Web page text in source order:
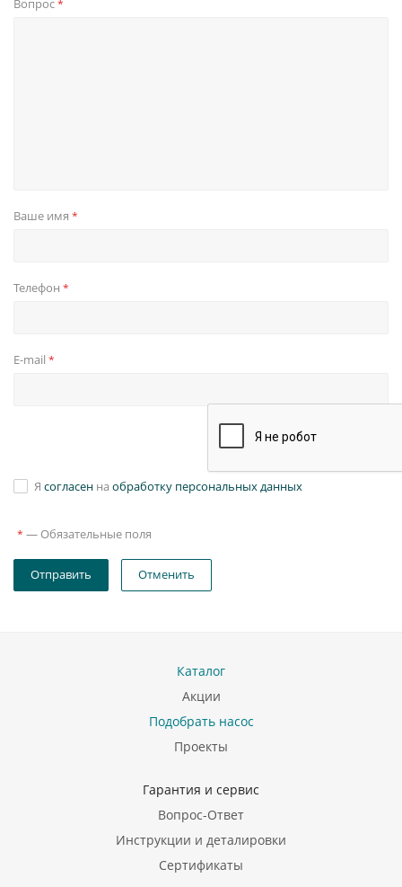
Вопрос*
Ваше имя *
Телефон *
E-mail *
Я согласен на обработку персональных данных
* — Обязательные поля
Отправить Отменить
Каталог
Акции
Подобрать насос
Проекты
Гарантия и сервис
Вопрос-Ответ
Инструкции и деталировки
Сертификаты